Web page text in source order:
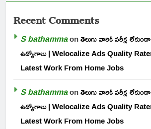
Recent Comments
S bathammaonతెలుగు వారికి పరీక్ష
ఉద్యోగాలు | Welocalize Ads Quality
Latest Work From Home Jobs
S bathammaonతెలుగు వారికి పరీక్ష
ఉద్యోగాలు | Welocalize Ads Quality
Latest Work From Home Jobs